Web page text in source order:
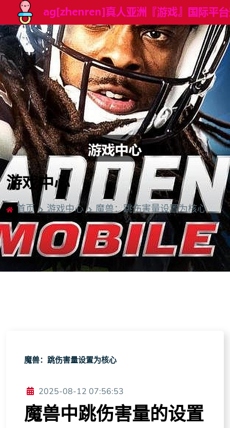
游戏中心
首页 游戏中心 魔兽：跳伤害量设置为核心
魔兽：跳伤害量设置为核心
2025-08-12 07:56:53
魔兽中跳伤害量的设置